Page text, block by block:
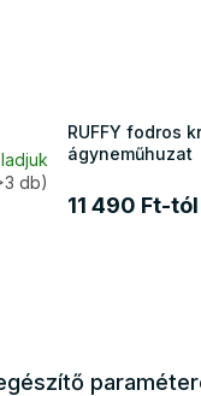
db)
RUFFY fodros
ágyneműhuzat
11 490 Ft-tól